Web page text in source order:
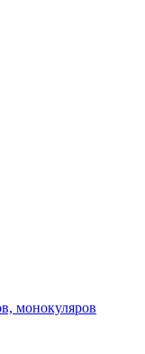
монокуляров